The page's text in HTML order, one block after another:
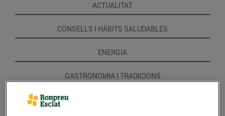
ACTUALITAT
CONSELLS I HÀBITS SALUDABLES
ENERGIA
GASTRONOMIA I TRADICIONS